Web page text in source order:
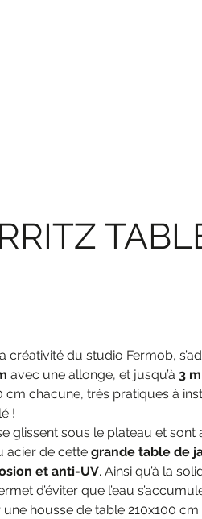
créativité du studio Fermob,
avec une allonge, et jusqu’à3 m
cm chacune, très pratiques à
!
glissent sous le plateau et
acier de cettegrande table de
et anti-UV. Ainsi qu’à la
d’éviter que l’eau
housse de table 210x100